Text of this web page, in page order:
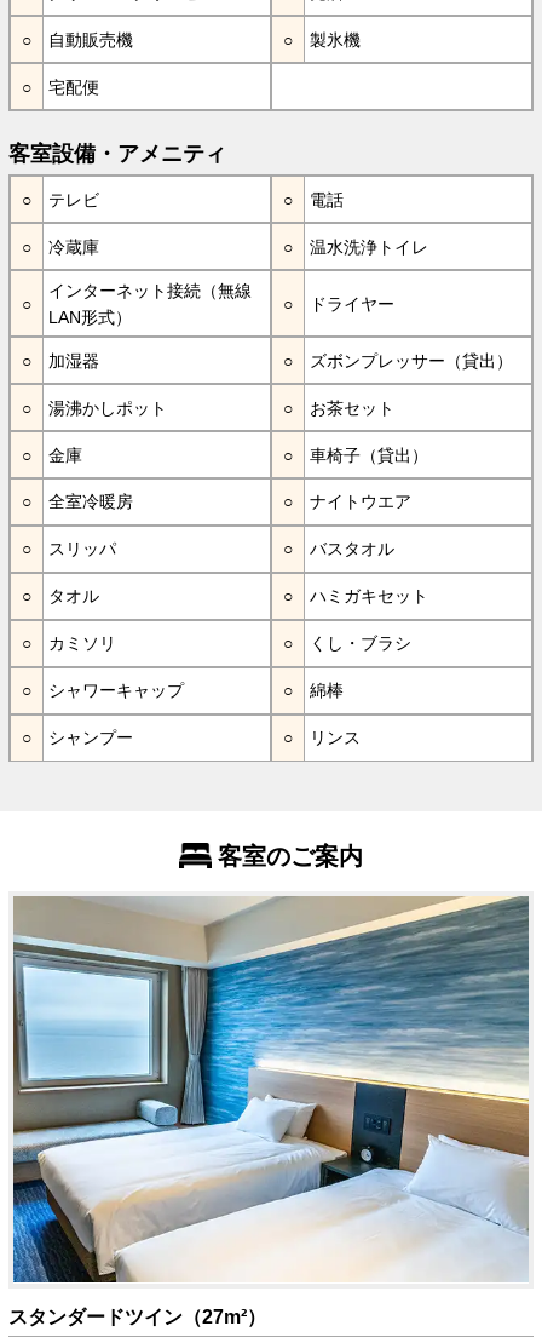
自動販売機 製氷機
宅配便
客室設備・アメニティ
テレビ 電話
冷蔵庫 温水洗浄トイレ
インターネット接続（無線
LAN形式）
ドライヤー
加湿器 ズボンプレッサー（貸出）
湯沸かしポット お茶セット
金庫 車椅子（貸出）
全室冷暖房 ナイトウエア
スリッパ バスタオル
タオル ハミガキセット
カミソリ くし・ブラシ
シャワーキャップ 綿棒
シャンプー リンス
客室のご案内
スタンダードツイン（27m²）